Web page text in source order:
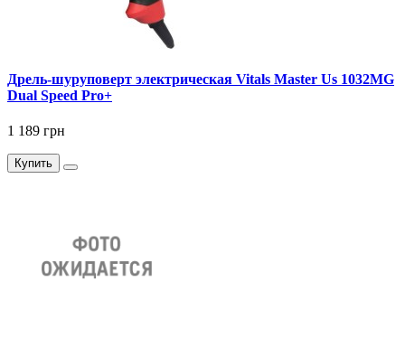
Дрель-шуруповерт электрическая Vitals Master Us 1032MG
Dual Speed Pro+
1 189 грн
Купить